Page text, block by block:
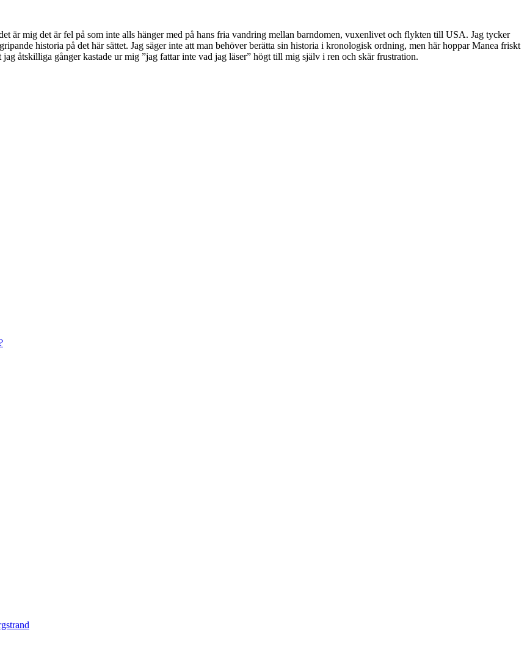
är mig det är fel på som inte alls hänger med på hans fria vandring mellan barndomen, vuxenlivet och flykten till USA. Jag tycker
historia på det här sättet. Jag säger inte att man behöver berätta sin historia i kronologisk ordning, men här hoppar Manea friskt
åtskilliga gånger kastade ur mig ”jag fattar inte vad jag läser” högt till mig själv i ren och skär frustration.